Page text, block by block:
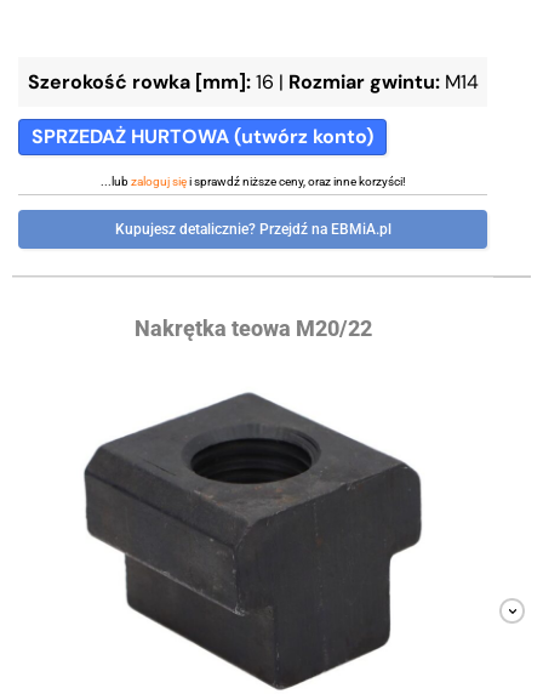
Szerokość rowka [mm]: 16 | Rozmiar gwintu: M14
SPRZEDAŻ HURTOWA (utwórz konto)
...lubzaloguj sięi sprawdź niższe ceny, oraz inne korzyści!
Kupujesz detalicznie? Przejdź na EBMiA.pl
Nakrętka teowa M20/22